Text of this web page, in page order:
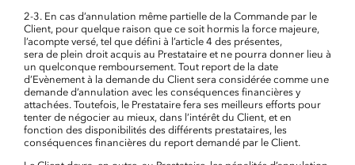
2-3. En cas d’annulation même partielle de la Commande par le
Client, pour quelque raison que ce soit hormis la force majeure,
l’acompte versé, tel que défini à l’article 4 des présentes,
sera de plein droit acquis au Prestataire et ne pourra donner lieu à
un quelconque remboursement. Tout report de la date
d’Evènement à la demande du Client sera considérée comme une
demande d’annulation avec les conséquences financières y
attachées. Toutefois, le Prestataire fera ses meilleurs efforts pour
tenter de négocier au mieux, dans l’intérêt du Client, et en
fonction des disponibilités des différents prestataires, les
conséquences financières du report demandé par le Client.